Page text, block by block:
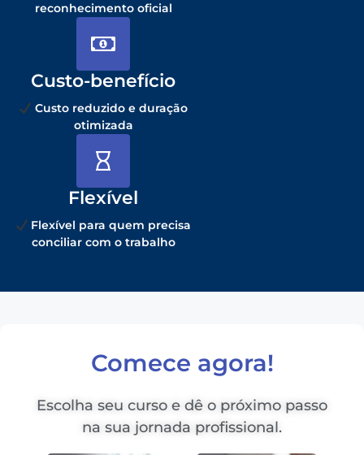
reconhecimento oficial
Custo-benefício
Custo reduzido e duração
otimizada
Flexível
Flexível para quem precisa
conciliar com o trabalho
Comece agora!
Escolha seu curso e dê o próximo passo
na sua jornada profissional.